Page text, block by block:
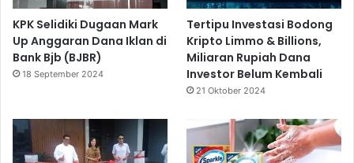
KPK Selidiki Dugaan Mark
Up Anggaran Dana Iklan di
Bank Bjb (BJBR)
18 September 2024
Tertipu Investasi Bodong
Kripto Limmo & Billions,
Miliaran Rupiah Dana
Investor Belum Kembali
21 Oktober 2024